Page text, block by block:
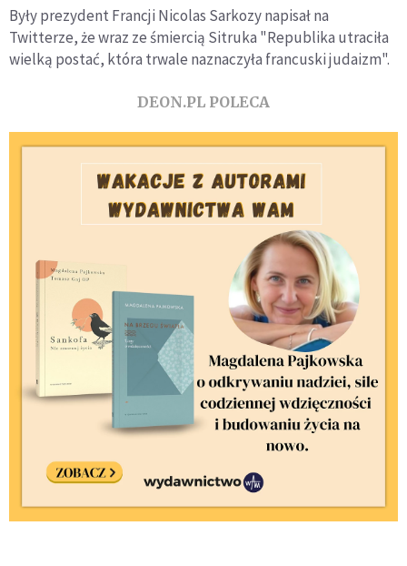
Były prezydent Francji Nicolas Sarkozy napisał na
Twitterze, że wraz ze śmiercią Sitruka "Republika utraciła
wielką postać, która trwale naznaczyła francuski judaizm".
DEON.PL POLECA